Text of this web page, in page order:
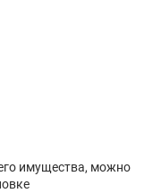
имущества, можно